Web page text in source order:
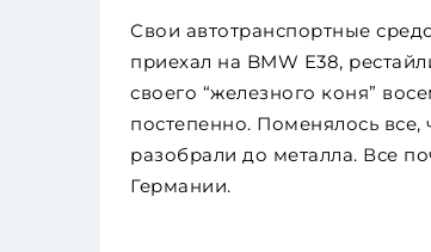
Свои автотранспортные
приехал на BMW E38,
своего “железного коня”
постепенно. Поменялось
разобрали до металла. Все
Германии.